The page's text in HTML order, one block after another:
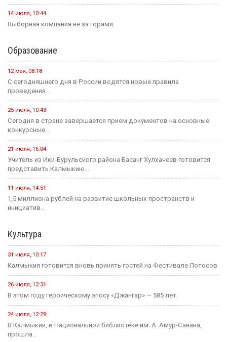
14 июля, 10:44
Выборная компания не за горами.
Образование
12 мая, 08:18
С сегодняшнего дня в России водятся новые правила
проведения...
25 июля, 10:43
Сегодня в стране завершается прием документов на основные
конкурсные...
21 июля, 16:04
Учитель из Ики-Бурульского района Басанг Хулхачеев готовится
представить Калмыкию...
11 июля, 14:51
1,5 миллиона рублей на развитие школьных пространств и
инициатив...
Культура
31 июля, 10:17
Калмыкия готовится вновь принять гостей на Фестивале Лотосов.
26 июля, 12:31
В этом году героическому эпосу «Джангар» — 585 лет.
24 июля, 12:29
В Калмыкии, в Национальной библиотеке им. А. Амур-Санана,
прошла...